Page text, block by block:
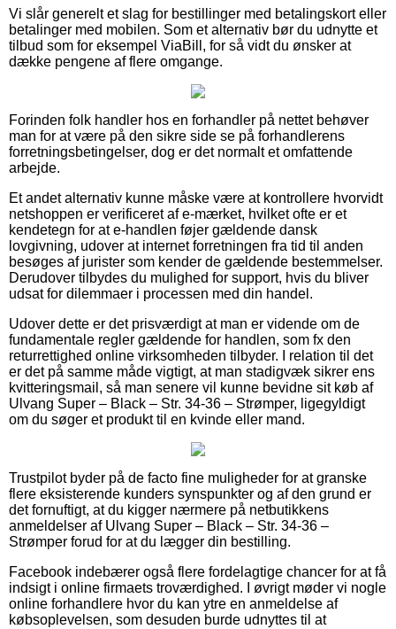
Vi slår generelt et slag for bestillinger med betalingskort eller
betalinger med mobilen. Som et alternativ bør du udnytte et
tilbud som for eksempel ViaBill, for så vidt du ønsker at
dække pengene af flere omgange.
Forinden folk handler hos en forhandler på nettet behøver
man for at være på den sikre side se på forhandlerens
forretningsbetingelser, dog er det normalt et omfattende
arbejde.
Et andet alternativ kunne måske være at kontrollere hvorvidt
netshoppen er verificeret af e-mærket, hvilket ofte er et
kendetegn for at e-handlen føjer gældende dansk
lovgivning, udover at internet forretningen fra tid til anden
besøges af jurister som kender de gældende bestemmelser.
Derudover tilbydes du mulighed for support, hvis du bliver
udsat for dilemmaer i processen med din handel.
Udover dette er det prisværdigt at man er vidende om de
fundamentale regler gældende for handlen, som fx den
returrettighed online virksomheden tilbyder. I relation til det
er det på samme måde vigtigt, at man stadigvæk sikrer ens
kvitteringsmail, så man senere vil kunne bevidne sit køb af
Ulvang Super – Black – Str. 34-36 – Strømper, ligegyldigt
om du søger et produkt til en kvinde eller mand.
Trustpilot byder på de facto fine muligheder for at granske
flere eksisterende kunders synspunkter og af den grund er
det fornuftigt, at du kigger nærmere på netbutikkens
anmeldelser af Ulvang Super – Black – Str. 34-36 –
Strømper forud for at du lægger din bestilling.
Facebook indebærer også flere fordelagtige chancer for at få
indsigt i online firmaets troværdighed. I øvrigt møder vi nogle
online forhandlere hvor du kan ytre en anmeldelse af
købsoplevelsen, som desuden burde udnyttes til at